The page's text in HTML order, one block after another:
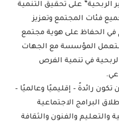
على تحقيق التنمية
فئات المجتمع وتعزيز
في الحفاظ على هوية مجتمع
ستعمل المؤسسة مع الجهات
في تنمية الفرص
رائدةً – إقليميًا وعالميًا –
البرامج الاجتماعية
والتعليم والفنون والثقافة